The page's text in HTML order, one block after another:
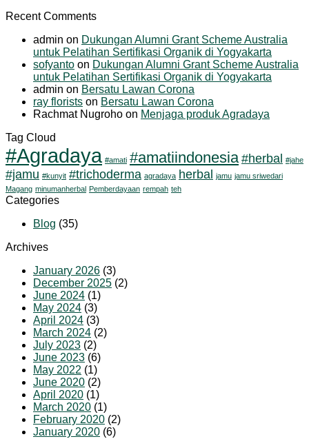
Recent Comments
admin on Dukungan Alumni Grant Scheme Australia
untuk Pelatihan Sertifikasi Organik di Yogyakarta
sofyanto on Dukungan Alumni Grant Scheme Australia
untuk Pelatihan Sertifikasi Organik di Yogyakarta
admin on Bersatu Lawan Corona
ray florists on Bersatu Lawan Corona
Rachmat Nugroho on Menjaga produk Agradaya
Tag Cloud
#Agradaya #amati #amatiindonesia #herbal #jahe
#jamu #kunyit #trichoderma agradaya herbal jamu jamu sriwedari
Magang minumanherbal Pemberdayaan rempah teh
Categories
Blog (35)
Archives
January 2026 (3)
December 2025 (2)
June 2024 (1)
May 2024 (3)
April 2024 (3)
March 2024 (2)
July 2023 (2)
June 2023 (6)
May 2022 (1)
June 2020 (2)
April 2020 (1)
March 2020 (1)
February 2020 (2)
January 2020 (6)